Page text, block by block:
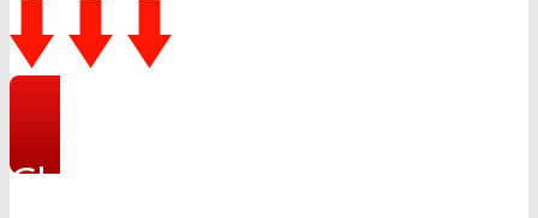
Chci se přihlásit se